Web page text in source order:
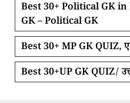
Best 30+ Political GK
GK – Political GK
Best 30+ MP GK QUIZ,
Best 30+UP GK QUIZ/